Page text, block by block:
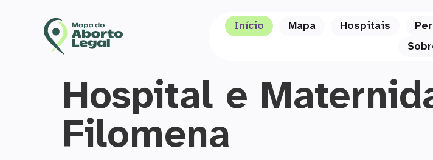
Início Mapa Hospitais
Hospital e
Filomena